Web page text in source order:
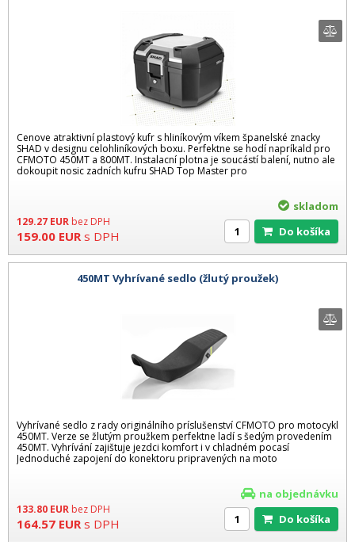
Cenove atraktivní plastový kufr s hliníkovým víkem španelské znacky
SHAD v designu celohliníkových boxu. Perfektne se hodí napríkald pro
CFMOTO 450MT a 800MT. Instalacní plotna je soucástí balení, nutno ale
dokoupit nosic zadních kufru SHAD Top Master pro
129.27 EUR bez DPH
159.00 EUR s DPH
skladom
Do košíka
450MT Vyhrívané sedlo (žlutý proužek)
Vyhrívané sedlo z rady originálního príslušenství CFMOTO pro motocykl
450MT. Verze se žlutým proužkem perfektne ladí s šedým provedením
450MT. Vyhrívání zajištuje jezdci komfort i v chladném pocasí
Jednoduché zapojení do konektoru pripravených na moto
133.80 EUR bez DPH
164.57 EUR s DPH
na objednávku
Do košíka